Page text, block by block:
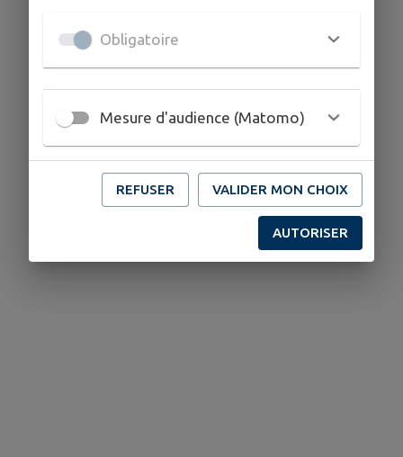
Obligatoire
Mesure d'audience (Matomo)
REFUSER VALIDER MON CHOIX
AUTORISER